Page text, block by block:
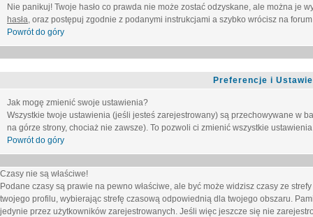
Nie panikuj! Twoje hasło co prawda nie może zostać odzyskane, ale można je
hasła, oraz postępuj zgodnie z podanymi instrukcjami a szybko wrócisz na forum
Powrót do góry
Preferencje i
Jak mogę zmienić swoje ustawienia?
Wszystkie twoje ustawienia (jeśli jesteś zarejestrowany) są przechowywane w
na górze strony, chociaż nie zawsze). To pozwoli ci zmienić wszystkie
Powrót do góry
Czasy nie są właściwe!
Podane czasy są prawie na pewno właściwe, ale być może widzisz czasy ze
twojego profilu, wybierając strefę czasową odpowiednią dla twojego obszaru.
jedynie przez użytkowników zarejestrowanych. Jeśli więc jeszcze się nie